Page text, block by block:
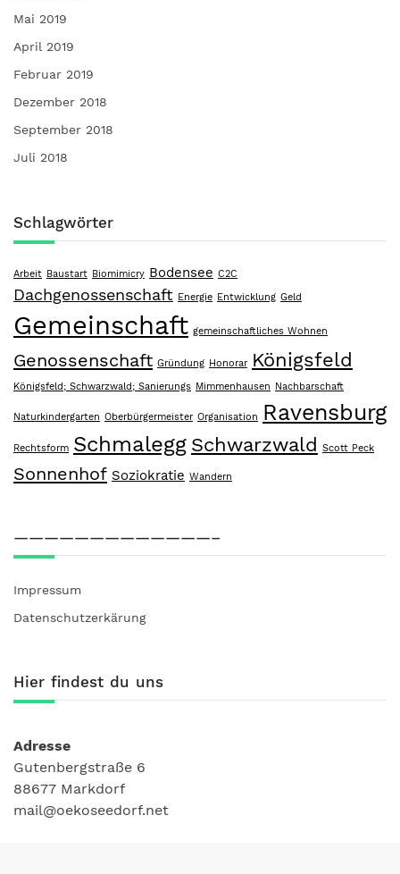
Mai 2019
April 2019
Februar 2019
Dezember 2018
September 2018
Juli 2018
Schlagwörter
Arbeit Baustart Biomimicry Bodensee C2C
Dachgenossenschaft Energie Entwicklung Geld
Gemeinschaft gemeinschaftliches Wohnen
Genossenschaft Gründung Honorar Königsfeld
Königsfeld; Schwarzwald; Sanierungs Mimmenhausen Nachbarschaft
Naturkindergarten Oberbürgermeister Organisation Ravensburg
Rechtsform Schmalegg Schwarzwald Scott Peck
Sonnenhof Soziokratie Wandern
—————————————–
Impressum
Datenschutzerkärung
Hier findest du uns
Adresse
Gutenbergstraße 6
88677 Markdorf
mail@oekoseedorf.net